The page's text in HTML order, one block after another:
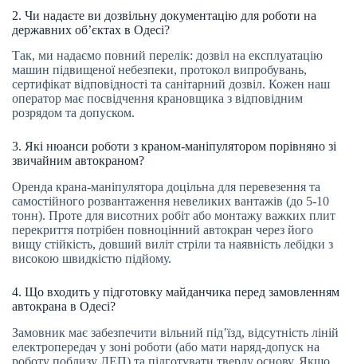
2. Чи надаєте ви дозвільну документацію для роботи на
державних об’єктах в Одесі?
Так, ми надаємо повний перелік: дозвіл на експлуатацію
машин підвищеної небезпеки, протокол випробувань,
сертифікат відповідності та санітарний дозвіл. Кожен наш
оператор має посвідчення крановщика з відповідним
розрядом та допуском.
3. Які нюанси роботи з краном-маніпулятором порівняно зі
звичайним автокраном?
Оренда крана-маніпулятора доцільна для перевезення та
самостійного розвантаження невеликих вантажів (до 5-10
тонн). Проте для висотних робіт або монтажу важких плит
перекриття потрібен повноцінний автокран через його
вищу стійкість, довший виліт стріли та наявність лебідки з
високою швидкістю підйому.
4. Що входить у підготовку майданчика перед замовленням
автокрана в Одесі?
Замовник має забезпечити вільний під’їзд, відсутність ліній
електропередач у зоні роботи (або мати наряд-допуск на
роботу поблизу ЛЕП) та підготувати тверду основу. Якщо